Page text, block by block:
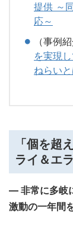
提供 ～
応～
（事例紹
を実現
ねらい
「個を超
ライ＆エ
― 非常に多岐
激動の一年間